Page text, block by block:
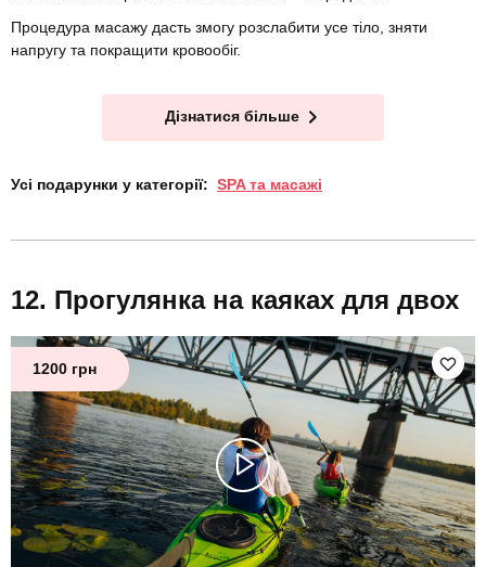
Процедура масажу дасть змогу розслабити усе тіло, зняти
напругу та покращити кровообіг.
Дізнатися більше
Усі подарунки у категорії: SPA та масажі
Прогулянка на каяках для двох
1200 грн